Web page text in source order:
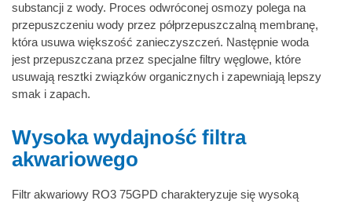
substancji z wody. Proces odwróconej osmozy polega na
przepuszczeniu wody przez półprzepuszczalną membranę,
która usuwa większość zanieczyszczeń. Następnie woda
jest przepuszczana przez specjalne filtry węglowe, które
usuwają resztki związków organicznych i zapewniają lepszy
smak i zapach.
Wysoka wydajność filtra
akwariowego
Filtr akwariowy RO3 75GPD charakteryzuje się wysoką